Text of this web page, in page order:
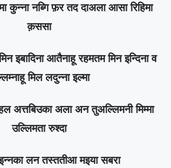
कुन्ना नब्गि फ़र तद दाअला आसा रिहिमा
क़ससा
इबादिना आतैनाहू रहमतम मिन इन्दिना व
मिल लदुन्ना इल्मा
अत्तबिउका अला अन तुअल्लिमनी मिम्मा
उल्लिमता रुश्दा
लन तस्ततीआ मइया सबरा